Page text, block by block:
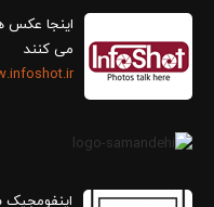
اینجا
می کنند
اینفومجیک